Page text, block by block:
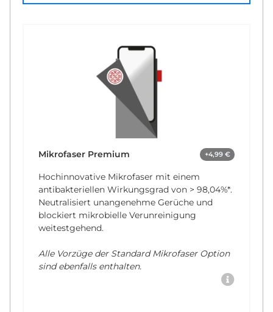
Mikrofaser Premium +4,99 €
Hochinnovative Mikrofaser mit einem
antibakteriellen Wirkungsgrad von > 98,04%*.
Neutralisiert unangenehme Gerüche und
blockiert mikrobielle Verunreinigung
weitestgehend.
Alle Vorzüge der Standard Mikrofaser Option
sind ebenfalls enthalten.